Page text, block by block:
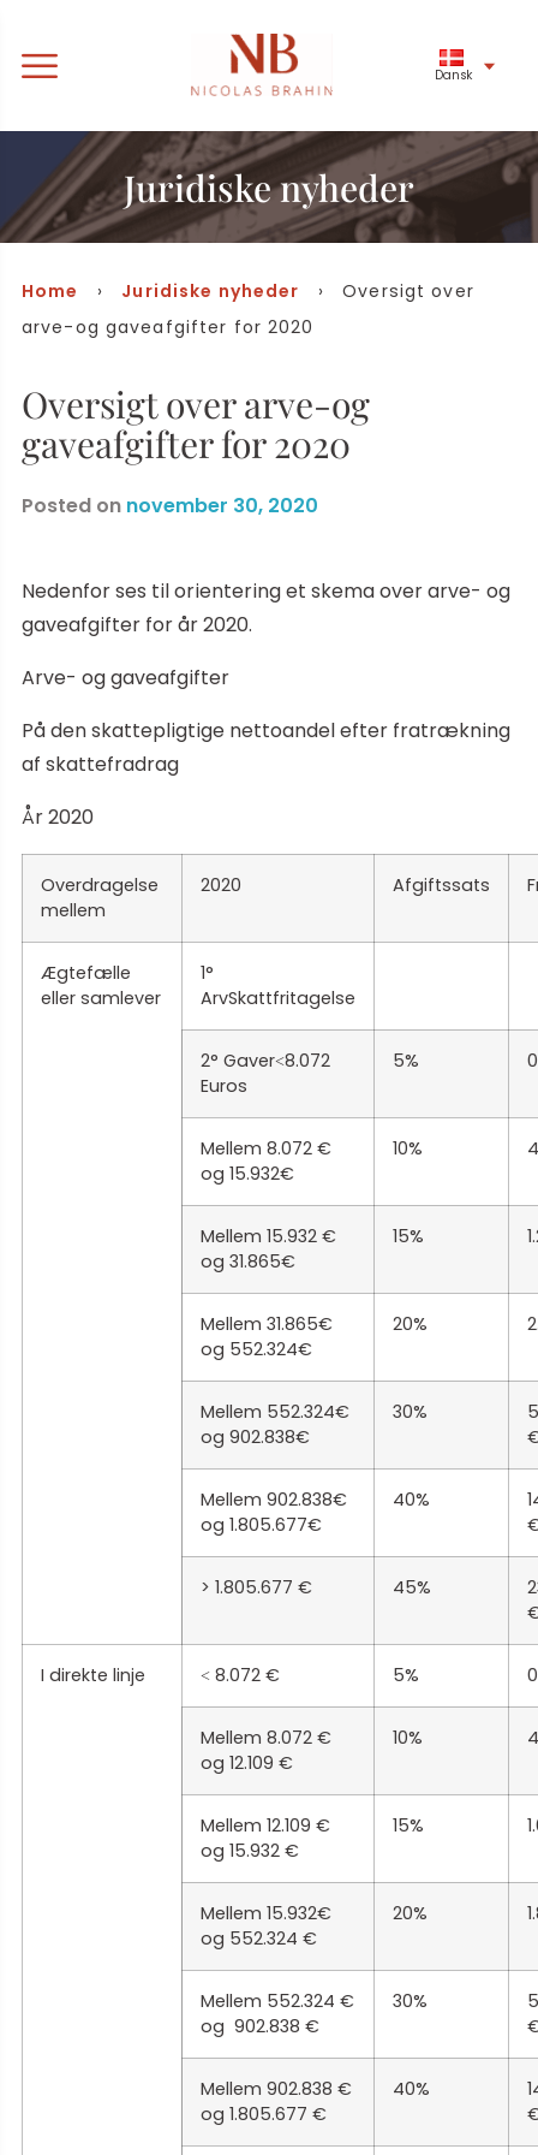
Dansk
Juridiske nyheder
Home › Juridiske nyheder › Oversigt over
arve-og gaveafgifter for 2020
Oversigt over arve-og
gaveafgifter for 2020
Posted on november 30, 2020
Nedenfor ses til orientering et skema over arve- og
gaveafgifter for år 2020.
Arve- og gaveafgifter
På den skattepligtige nettoandel efter fratrækning
af skattefradrag
År 2020
Overdragelse
mellem
2020 Afgiftssats
Ægtefælle
eller samlever
1°
ArvSkattfritagelse
2° Gaver˂8.072
Euros
5% 0
Mellem 8.072 €
og 15.932€
10%
Mellem 15.932 €
og 31.865€
15%
Mellem 31.865€
og 552.324€
20%
Mellem 552.324€
og 902.838€
30%
Mellem 902.838€
og 1.805.677€
40%
> 1.805.677 € 45%
I direkte linje ˂ 8.072 € 5% 0
Mellem 8.072 €
og 12.109 €
10%
Mellem 12.109 €
og 15.932 €
15%
Mellem 15.932€
og 552.324 €
20%
Mellem 552.324 €
og 902.838 €
30%
Mellem 902.838 €
og 1.805.677 €
40%